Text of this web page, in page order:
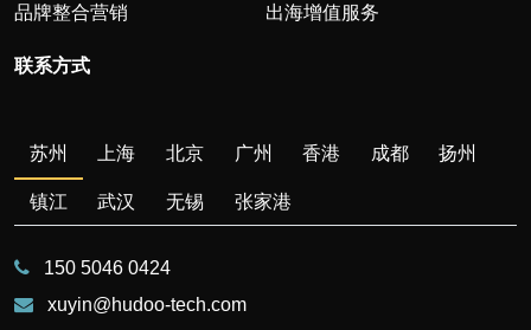
品牌整合营销
出海增值服务
联系方式
苏州 上海 北京 广州 香港 成都 扬州
镇江 武汉 无锡 张家港
150 5046 0424
xuyin@hudoo-tech.com